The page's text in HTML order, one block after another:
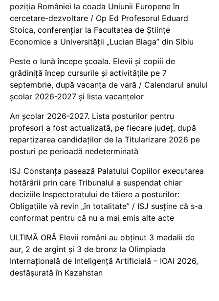
poziția României la coada Uniunii Europene în
cercetare-dezvoltare / Op Ed Profesorul Eduard
Stoica, conferențiar la Facultatea de Științe
Economice a Universității „Lucian Blaga” din Sibiu
Peste o lună începe școala. Elevii și copiii de
grădiniță încep cursurile și activitățile pe 7
septembrie, după vacanța de vară / Calendarul anului
școlar 2026-2027 și lista vacanțelor
An școlar 2026-2027. Lista posturilor pentru
profesori a fost actualizată, pe fiecare județ, după
repartizarea candidaților de la Titularizare 2026 pe
posturi pe perioadă nedeterminată
ISJ Constanța pasează Palatului Copiilor executarea
hotărârii prin care Tribunalul a suspendat chiar
deciziile Inspectoratului de tăiere a posturilor:
Obligațiile vă revin „în totalitate” / ISJ susține că s-a
conformat pentru că nu a mai emis alte acte
ULTIMĂ ORĂ Elevii români au obținut 3 medalii de
aur, 2 de argint și 3 de bronz la Olimpiada
Internațională de Inteligență Artificială – IOAI 2026,
desfășurată în Kazahstan